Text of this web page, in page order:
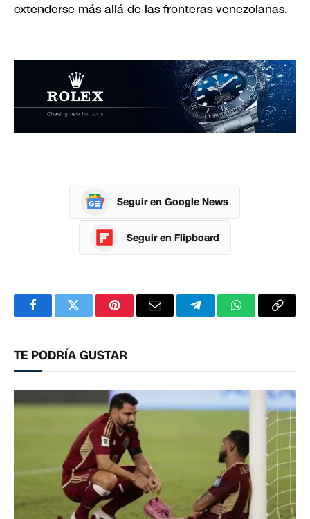
extenderse más allá de las fronteras venezolanas.
Seguir en Google News
Seguir en Flipboard
FacebookTwitterPinterestCorreoTelegramWhatsApp
TE PODRÍA GUSTAR